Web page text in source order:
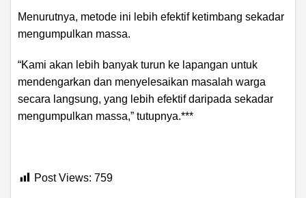
Menurutnya, metode ini lebih efektif ketimbang sekadar
mengumpulkan massa.
“Kami akan lebih banyak turun ke lapangan untuk
mendengarkan dan menyelesaikan masalah warga
secara langsung, yang lebih efektif daripada sekadar
mengumpulkan massa,” tutupnya.***
Post Views: 759